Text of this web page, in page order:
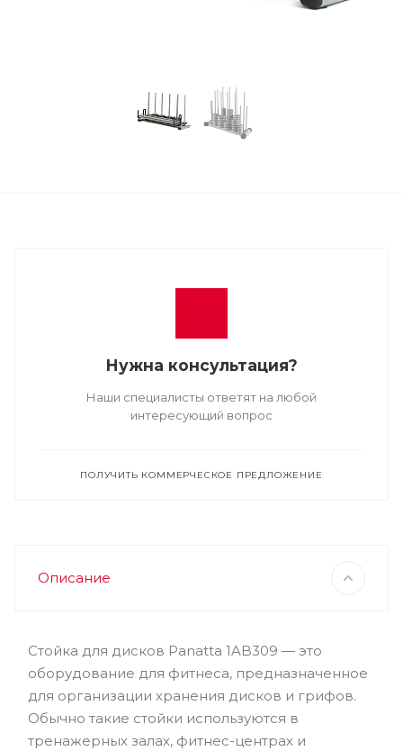
Нужна консультация?
Наши специалисты ответят на любой
интересующий вопрос
ПОЛУЧИТЬ КОММЕРЧЕСКОЕ ПРЕДЛОЖЕНИЕ
Описание
Стойка для дисков Panatta 1AB309 — это
оборудование для фитнеса, предназначенное
для организации хранения дисков и грифов.
Обычно такие стойки используются в
тренажерных залах, фитнес-центрах и